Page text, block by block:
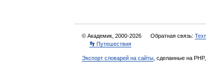
© Академик, 2000-2026 Обратная связь:
👣 Путешествия
Экспорт словарей на сайты , сделанные на PHP,